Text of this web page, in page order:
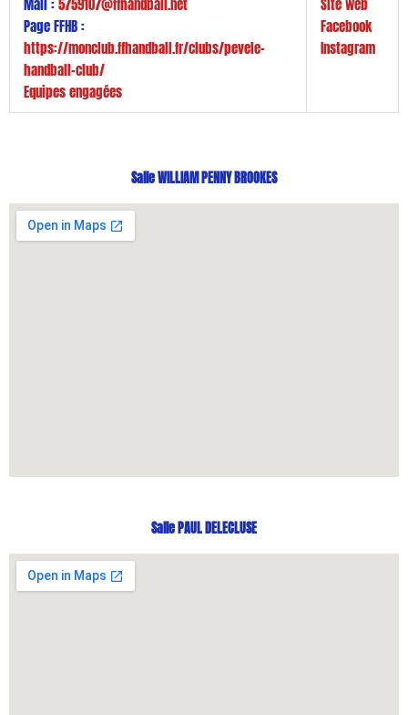
Mail :5759107@ffhandball.net
Page FFHB :
https://monclub.ffhandball.fr/clubs/pevele-
handball-club/
Equipes engagées
Site web
Facebook
Instagram
Salle WILLIAM PENNY BROOKES
Salle PAUL DELECLUSE